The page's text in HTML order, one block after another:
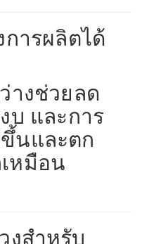
การผลิตได้
างช่วยลด
บ และการ
นและตก
หมือน
งสำหรับ